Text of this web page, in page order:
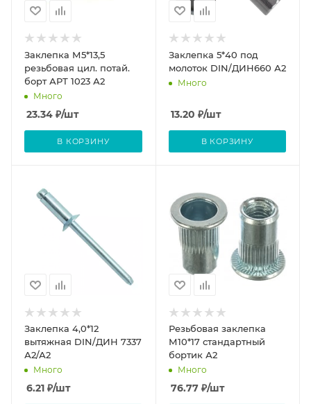
Заклепка М5*13,5
резьбовая цил. потай.
борт АРТ 1023 А2
Много
23.34 ₽/шт
В КОРЗИНУ
Заклепка 5*40 под
молоток DIN/ДИН660 А2
Много
13.20 ₽/шт
В КОРЗИНУ
Заклепка 4,0*12
вытяжная DIN/ДИН 7337
А2/А2
Много
6.21 ₽/шт
Резьбовая заклепка
М10*17 стандартный
бортик А2
Много
76.77₽/шт